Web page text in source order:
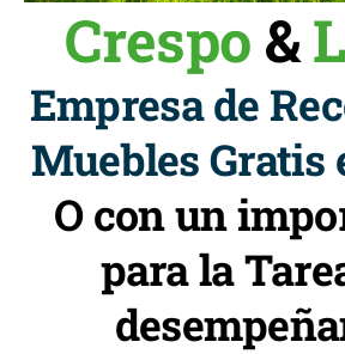
Crespo &
Empresa de
Muebles Gratis
O con un
para la